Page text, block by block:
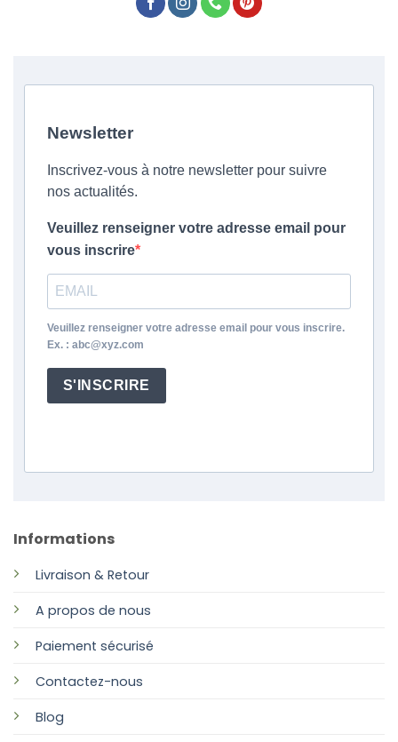
Informations
Livraison & Retour
A propos de nous
Paiement sécurisé
Contactez-nous
Blog
Newsletter
Inscrivez-vous à notre newsletter pour suivre
nos actualités.
Veuillez renseigner votre adresse email pour
vous inscrire
Veuillez renseigner votre adresse email pour vous inscrire.
Ex. : abc@xyz.com
S'INSCRIRE